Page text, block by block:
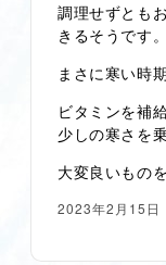
調理せずとも
きるそうです。
まさに寒い時
ビタミンを補
少しの寒さを
大変良いもの
2023年2月15日